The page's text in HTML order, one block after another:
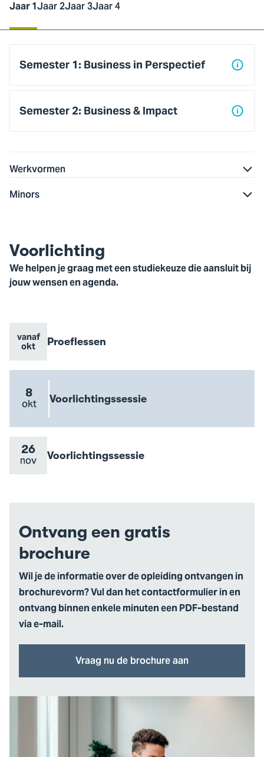
Jaar 1Jaar 2Jaar 3Jaar 4
Semester 1: Business in Perspectief
Semester 2: Business & Impact
Werkvormen
Minors
Cookie instellingen
Voorlichting
We helpen je graag met een studiekeuze die aansluit bij
jouw wensen en agenda.
Evenement
vanaf
okt
Evenement
Proeflessen
Go
to
Proeflessen
eventEvenement
datum
8
okt Evenement
Voorlichtingssessie
Go
to
eventEvenement
26
nov Evenement
Voorlichtingssessie
Go
Ontvang een gratis
brochure
Wil je de informatie over de opleiding ontvangen in
brochurevorm? Vul dan het contactformulier in en
ontvang binnen enkele minuten een PDF-bestand
via e-mail.
Vraag nu de brochure aan